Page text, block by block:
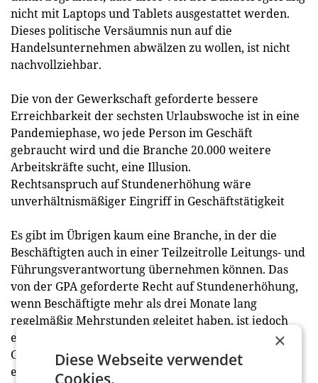
nicht mit Laptops und Tablets ausgestattet werden.
Dieses politische Versäumnis nun auf die
Handelsunternehmen abwälzen zu wollen, ist nicht
nachvollziehbar.
Die von der Gewerkschaft geforderte bessere
Erreichbarkeit der sechsten Urlaubswoche ist in eine
Pandemiephase, wo jede Person im Geschäft
gebraucht wird und die Branche 20.000 weitere
Arbeitskräfte sucht, eine Illusion.
Rechtsanspruch auf Stundenerhöhung wäre
unverhältnismäßiger Eingriff in Geschäftstätigkeit
Es gibt im Übrigen kaum eine Branche, in der die
Beschäftigten auch in einer Teilzeitrolle Leitungs- und
Führungsverantwortung übernehmen können. Das
von der GPA geforderte Recht auf Stundenerhöhung,
wenn Beschäftigte mehr als drei Monate lang
regelmäßig Mehrstunden geleitet haben, ist jedoch
ein unverhältnismäßiger Eingriff in die
Geschäftstätigkeit. Das Ausmaß der Arbeitszeit muss
einvernehmlich festgelegt werden.
×
Diese Webseite verwendet
Cookies.